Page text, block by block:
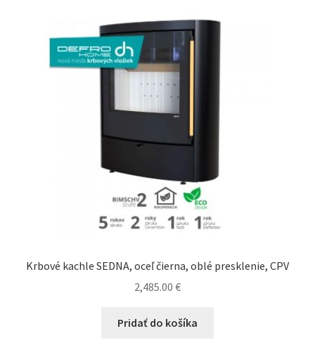
Krbové kachle SEDNA, oceľ čierna, oblé presklenie, CPV
2,485.00 €
Pridať do košíka